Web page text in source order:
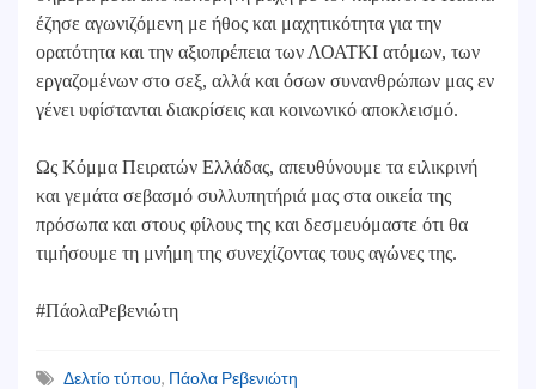
έζησε αγωνιζόμενη με ήθος και μαχητικότητα για την
ορατότητα και την αξιοπρέπεια των ΛΟΑΤΚΙ ατόμων, των
εργαζομένων στο σεξ, αλλά και όσων συνανθρώπων μας εν
γένει υφίστανται διακρίσεις και κοινωνικό αποκλεισμό.
Ως Κόμμα Πειρατών Ελλάδας, απευθύνουμε τα ειλικρινή
και γεμάτα σεβασμό συλλυπητήριά μας στα οικεία της
πρόσωπα και στους φίλους της και δεσμευόμαστε ότι θα
τιμήσουμε τη μνήμη της συνεχίζοντας τους αγώνες της.
#ΠάολαΡεβενιώτη
Δελτίο τύπου, Πάολα Ρεβενιώτη